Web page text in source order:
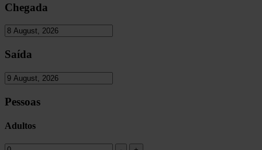
Chegada
Saída
Pessoas
Adultos